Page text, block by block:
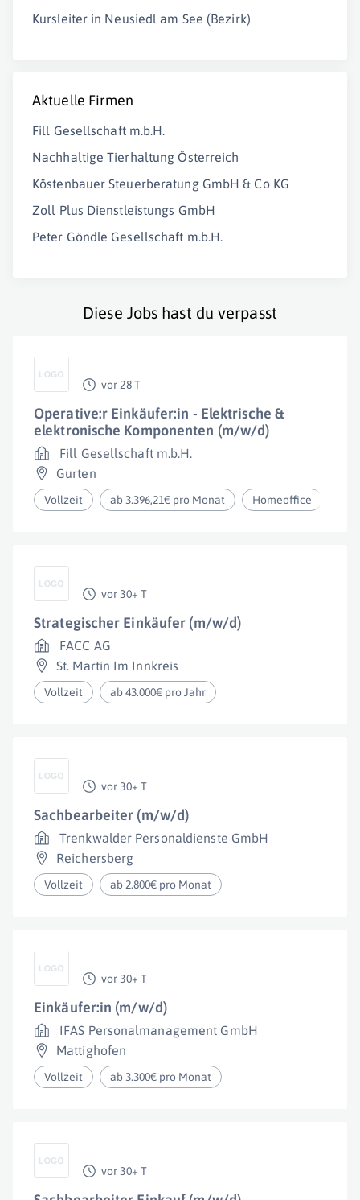
Kursleiter in Neusiedl am See (Bezirk)
Aktuelle Firmen
Fill Gesellschaft m.b.H.
Nachhaltige Tierhaltung Österreich
Köstenbauer Steuerberatung GmbH & Co KG
Zoll Plus Dienstleistungs GmbH
Peter Göndle Gesellschaft m.b.H.
Diese Jobs hast du verpasst
vor 28 T
Operative:r Einkäufer:in - Elektrische &
elektronische Komponenten (m/w/d)
Fill Gesellschaft m.b.H.
Gurten
Vollzeit ab 3.396,21€ pro Monat Homeoffice
vor 30+ T
Strategischer Einkäufer (m/w/d)
FACC AG
St. Martin Im Innkreis
Vollzeit ab 43.000€ pro Jahr
vor 30+ T
Sachbearbeiter (m/w/d)
Trenkwalder Personaldienste GmbH
Reichersberg
Vollzeit ab 2.800€ pro Monat
vor 30+ T
Einkäufer:in (m/w/d)
IFAS Personalmanagement GmbH
Mattighofen
Vollzeit ab 3.300€ pro Monat
vor 30+ T